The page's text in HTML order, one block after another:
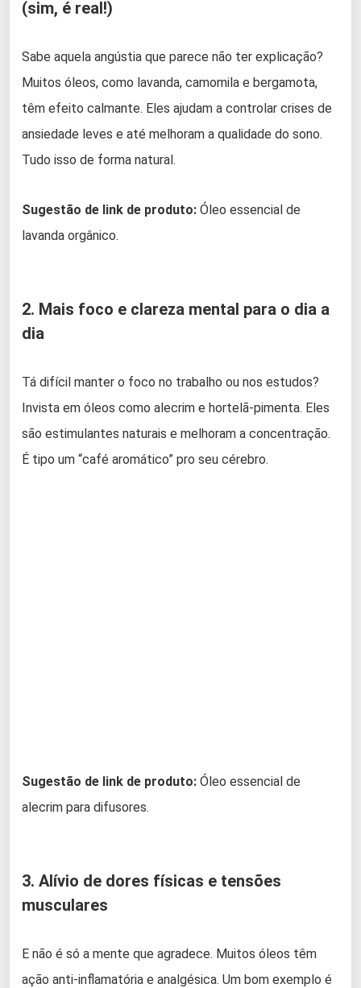
(sim, é real!)
Sabe aquela angústia que parece não ter explicação?
Muitos óleos, como lavanda, camomila e bergamota,
têm efeito calmante. Eles ajudam a controlar crises de
ansiedade leves e até melhoram a qualidade do sono.
Tudo isso de forma natural.
Sugestão de link de produto: Óleo essencial de
lavanda orgânico.
2. Mais foco e clareza mental para o dia a
dia
Tá difícil manter o foco no trabalho ou nos estudos?
Invista em óleos como alecrim e hortelã-pimenta. Eles
são estimulantes naturais e melhoram a concentração.
É tipo um “café aromático” pro seu cérebro.
Sugestão de link de produto: Óleo essencial de
alecrim para difusores.
3. Alívio de dores físicas e tensões
musculares
E não é só a mente que agradece. Muitos óleos têm
ação anti-inflamatória e analgésica. Um bom exemplo é